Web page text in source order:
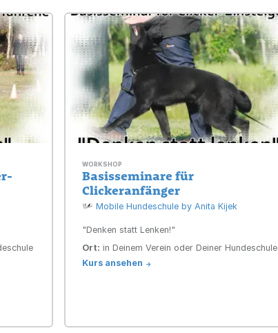
WORKSHOP
Basisseminare für
Clickeranfänger
Mobile Hundeschule by Anita Kijek
"Denken statt Lenken!"
Ort: in Deinem Verein oder Deiner Hundeschule
Kurs ansehen ->